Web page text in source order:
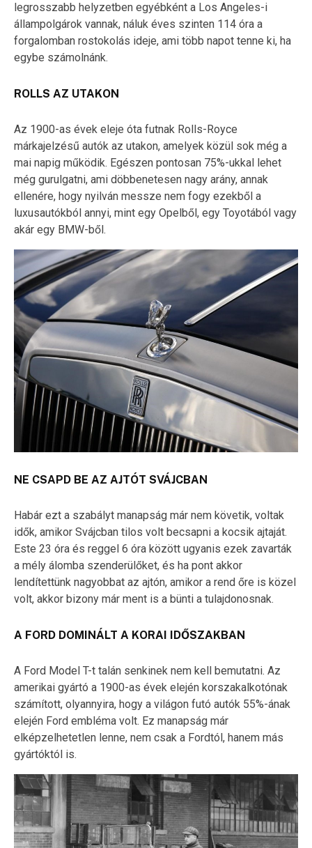
legrosszabb helyzetben egyébként a Los Angeles-i
állampolgárok vannak, náluk éves szinten 114 óra a
forgalomban rostokolás ideje, ami több napot tenne ki, ha
egybe számolnánk.
ROLLS AZ UTAKON
Az 1900-as évek eleje óta futnak Rolls-Royce
márkajelzésű autók az utakon, amelyek közül sok még a
mai napig működik. Egészen pontosan 75%-ukkal lehet
még gurulgatni, ami döbbenetesen nagy arány, annak
ellenére, hogy nyilván messze nem fogy ezekből a
luxusautókból annyi, mint egy Opelből, egy Toyotából vagy
akár egy BMW-ből.
NE CSAPD BE AZ AJTÓT SVÁJCBAN
Habár ezt a szabályt manapság már nem követik, voltak
idők, amikor Svájcban tilos volt becsapni a kocsik ajtaját.
Este 23 óra és reggel 6 óra között ugyanis ezek zavarták
a mély álomba szenderülőket, és ha pont akkor
lendítettünk nagyobbat az ajtón, amikor a rend őre is közel
volt, akkor bizony már ment is a bünti a tulajdonosnak.
A FORD DOMINÁLT A KORAI IDŐSZAKBAN
A Ford Model T-t talán senkinek nem kell bemutatni. Az
amerikai gyártó a 1900-as évek elején korszakalkotónak
számított, olyannyira, hogy a világon futó autók 55%-ának
elején Ford embléma volt. Ez manapság már
elképzelhetetlen lenne, nem csak a Fordtól, hanem más
gyártóktól is.